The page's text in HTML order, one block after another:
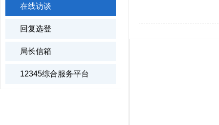
在线访谈
回复选登
局长信箱
12345综合服务平台